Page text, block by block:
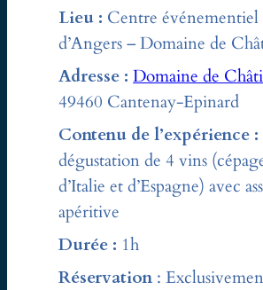
Lieu : Centre
d’Angers – Domaine de
Adresse :Domaine de
49460 Cantenay-Epinard
Contenu de l’expérience :
dégustation de 4 vins
d’Italie et d’Espagne) avec
apéritive
Durée : 1h
Réservation :